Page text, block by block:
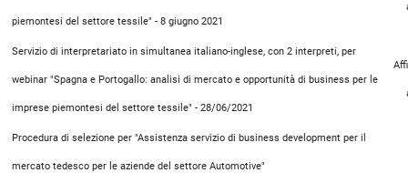
piemontesi del settore tessile" - 8 giugno 2021
Servizio di interpretariato in simultanea italiano-inglese, con 2 interpreti, per
webinar "Spagna e Portogallo: analisi di mercato e opportunità di business per le
imprese piemontesi del settore tessile" - 28/06/2021
Procedura di selezione per "Assistenza servizio di business development per il
mercato tedesco per le aziende del settore Automotive"